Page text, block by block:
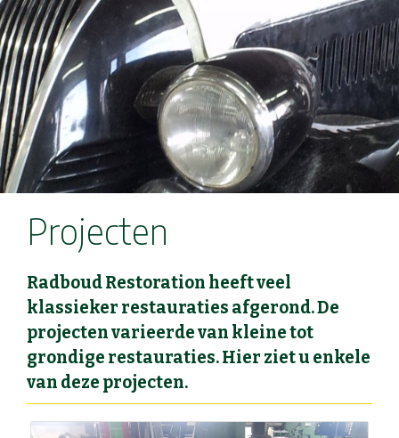
Projecten
Radboud Restoration heeft veel
klassieker restauraties afgerond. De
projecten varieerde van kleine tot
grondige restauraties. Hier ziet u enkele
van deze projecten.